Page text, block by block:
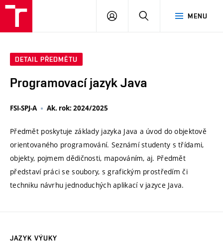
MENU
PŘIHLÁSIT
DETAIL PŘEDMĚTU
Programovací jazyk Java
FSI-SPJ-A Ak. rok: 2024/2025
Předmět poskytuje základy jazyka Java a úvod do objektově
orientovaného programování. Seznámí studenty s třídami,
objekty, pojmem dědičnosti, mapováním, aj. Předmět
představí práci se soubory, s grafickým prostředím či
techniku návrhu jednoduchých aplikací v jazyce Java.
JAZYK VÝUKY